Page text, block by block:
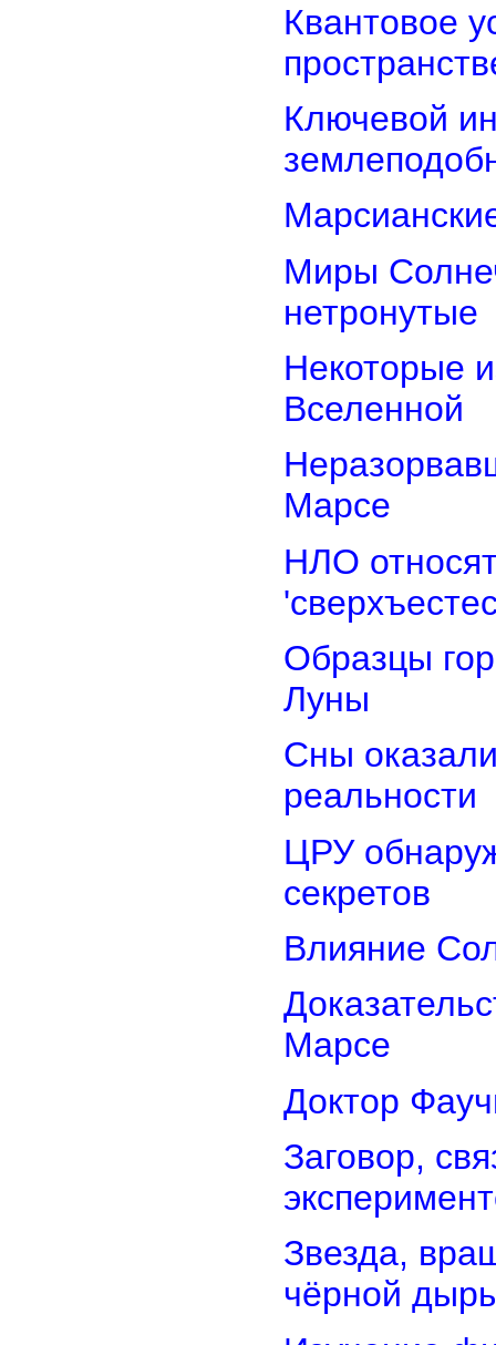
Квантовое
Ключевой
Миры
нетронутые
Некоторые
Вселенной
Марсе
НЛО
Образцы
Луны
Сны
реальности
ЦРУ
секретов
Влияние
Марсе
Доктор
Заговор,
Звезда,
чёрной